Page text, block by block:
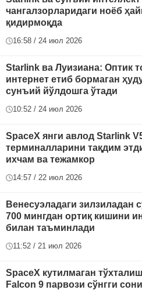
чангалзорларидаги ноёб
қидирмоқда
16:58 / 24 июл 2026
Starlink ва Луизиана: Оптик
интернет етиб бормаган
сунъий йўлдошга ўтади
10:52 / 24 июл 2026
SpaceX янги авлод Starlink
терминалларини тақдим
ихчам ва тежамкор
14:57 / 22 июл 2026
Венесуэладаги зилзиладан
700 мингдан ортиқ кишини
билан таъминлади
11:52 / 21 июл 2026
SpaceX кутилмаган
Falcon 9 парвози сўнгги